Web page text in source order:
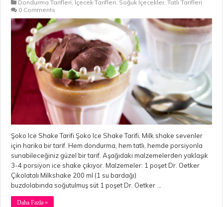
Dondurma Tarifleri İçecek Tarifleri Soğuk İçecekler,Tatlı Tarifleri
0 Comments
Şoko Ice Shake Tarifi Şoko Ice Shake Tarifi, Milk shake sevenler
için harika bir tarif. Hem dondurma, hem tatlı, hemde porsiyonla
sunabileceğiniz güzel bir tarif. Aşağıdaki malzemelerden yaklaşık
3-4 porsiyon ice shake çıkıyor. Malzemeler: 1 poşet Dr. Oetker
Çikolatalı Milkshake 200 ml (1 su bardağı)
buzdolabında soğutulmuş süt 1 poşet Dr. Oetker …
Daha Fazla »